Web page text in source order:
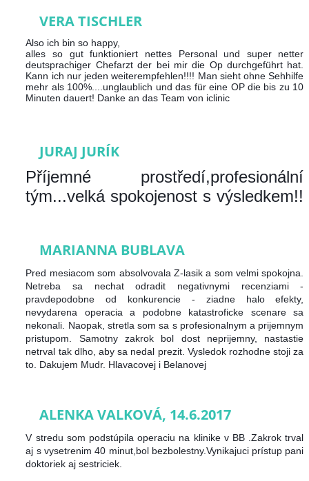
VERA TISCHLER
Also ich bin so happy,
alles so gut funktioniert nettes Personal und super netter
deutsprachiger Chefarzt der bei mir die Op durchgeführt hat.
Kann ich nur jeden weiterempfehlen!!!! Man sieht ohne Sehhilfe
mehr als 100%....unglaublich und das für eine OP die bis zu 10
Minuten dauert! Danke an das Team von iclinic
JURAJ JURÍK
Příjemné prostředí,profesionální
tým...velká spokojenost s výsledkem!!
MARIANNA BUBLAVA
Pred mesiacom som absolvovala Z-lasik a som velmi spokojna.
Netreba sa nechat odradit negativnymi recenziami -
pravdepodobne od konkurencie - ziadne halo efekty,
nevydarena operacia a podobne katastroficke scenare sa
nekonali. Naopak, stretla som sa s profesionalnym a prijemnym
pristupom. Samotny zakrok bol dost neprijemny, nastastie
netrval tak dlho, aby sa nedal prezit. Vysledok rozhodne stoji za
to. Dakujem Mudr. Hlavacovej i Belanovej
ALENKA VALKOVÁ, 14.6.2017
V stredu som podstúpila operaciu na klinike v BB .Zakrok trval
aj s vysetrenim 40 minut,bol bezbolestny.Vynikajuci prístup pani
doktoriek aj sestriciek.